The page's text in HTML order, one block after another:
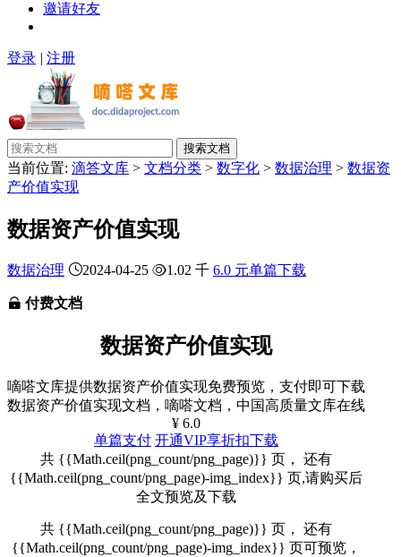
邀请好友
登录 | 注册
搜索文档
当前位置: 滴答文库 > 文档分类 > 数字化 > 数据治理 > 数据资
产价值实现
数据资产价值实现
数据治理 2024-04-25 1.02 千 6.0 元单篇下载
付费文档
数据资产价值实现
嘀嗒文库提供数据资产价值实现免费预览，支付即可下载
数据资产价值实现文档，嘀嗒文档，中国高质量文库在线
¥ 6.0
单篇支付 开通VIP享折扣下载
共 {{Math.ceil(png_count/png_page)}} 页， 还有
{{Math.ceil(png_count/png_page)-img_index}} 页,请购买后
全文预览及下载
共 {{Math.ceil(png_count/png_page)}} 页， 还有
{{Math.ceil(png_count/png_page)-img_index}} 页可预览，